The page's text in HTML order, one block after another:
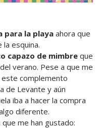
para la playa ahora que
la esquina.
capazo de mimbreque
verano. Pese a que me
este complemento
de Levante y aún
iba a hacer la compra
diferente.
me han gustado: